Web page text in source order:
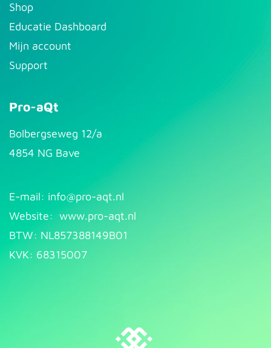
S​hop
Educatie Dashboard
Mijn account
Support
Pro-aQt
Bolbergseweg 12/a
4854 NG Bave
E-mail: info@pr​o-aqt.nl
Website: www.pro-aqt.nl
BTW: NL857388149B01
KVK: 68315007